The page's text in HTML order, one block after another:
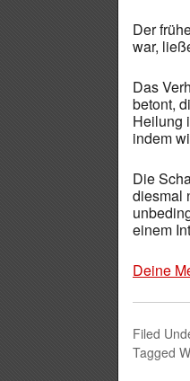
Der
war,
Das
betont,
Heilung
indem
Die
diesmal
einem
Deine
Filed
Tagged